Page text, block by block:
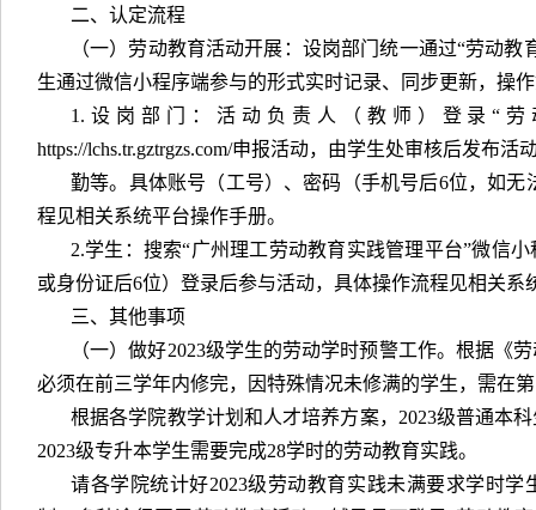
二、认定流程
（一）劳动教育活动开展：设岗部门统一通过“劳动
生通过微信小程序端参与的形式实时记录、同步更新，操
1.设岗部门：活动负责人（教师）登录“
https://lchs.tr.gztrgzs.com/申报活动，由学生处审核后发布
勤等。具体账号（工号）、密码（手机号后6位，如无
程见相关系统平台操作手册。
2.学生：搜索“广州理工劳动教育实践管理平台”微信
或身份证后6位）登录后参与活动，具体操作流程见相关系
三、其他事项
（一）做好2023级学生的劳动学时预警工作。根据《
必须在前三学年内修完，因特殊情况未修满的学生，需在
根据各学院教学计划和人才培养方案，2023级普通本
2023级专升本学生需要完成28学时的劳动教育实践。
请各学院统计好2023级劳动教育实践未满要求学时